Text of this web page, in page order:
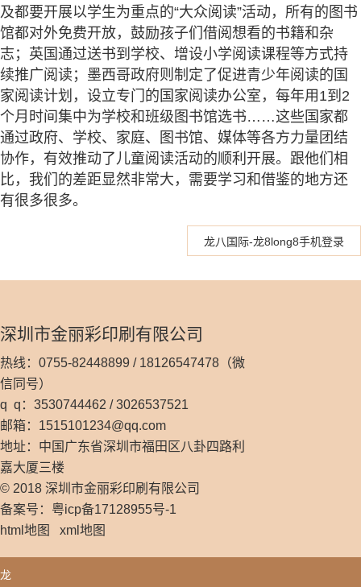
及都要开展以学生为重点的“大众阅读”活动，所有的图书
馆都对外免费开放，鼓励孩子们借阅想看的书籍和杂
志；英国通过送书到学校、增设小学阅读课程等方式持
续推广阅读；墨西哥政府则制定了促进青少年阅读的国
家阅读计划，设立专门的国家阅读办公室，每年用1到2
个月时间集中为学校和班级图书馆选书……这些国家都
通过政府、学校、家庭、图书馆、媒体等各方力量团结
协作，有效推动了儿童阅读活动的顺利开展。跟他们相
比，我们的差距显然非常大，需要学习和借鉴的地方还
有很多很多。
龙八国际-龙8long8手机登录
深圳市金丽彩印刷有限公司
热线：0755-82448899 / 18126547478（微
信同号）
q q：3530744462 / 3026537521
邮箱： 1515101234@qq.com
地址：中国广东省深圳市福田区八卦四路利
嘉大厦三楼
© 2018 深圳市金丽彩印刷有限公司
备案号：粤icp备17128955号-1
html地图
xml地图
龙